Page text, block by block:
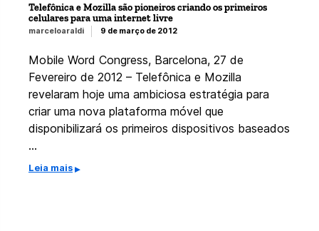
Telefônica e Mozilla são pioneiros criando os primeiros
celulares para uma internet livre
marceloaraldi 9 de março de 2012
Mobile Word Congress, Barcelona, 27 de
Fevereiro de 2012 – Telefônica e Mozilla
revelaram hoje uma ambiciosa estratégia para
criar uma nova plataforma móvel que
disponibilizará os primeiros dispositivos baseados
…
Leia mais